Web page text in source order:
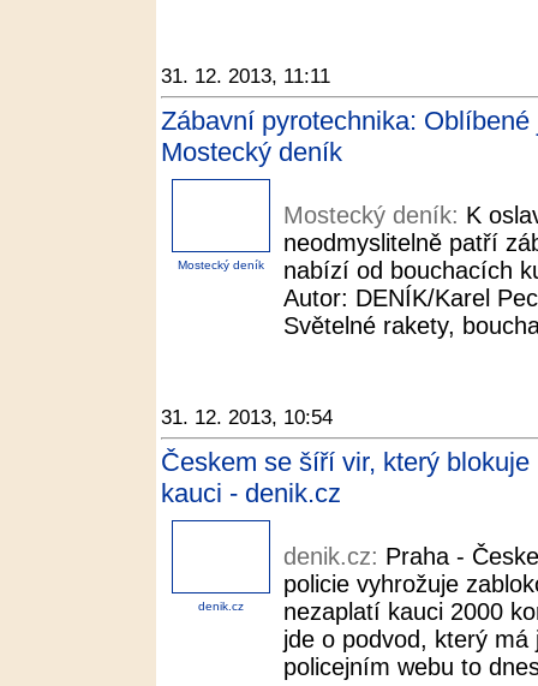
31. 12. 2013, 11:11
Zábavní pyrotechnika:
Mostecký deník
Mostecký deník
Mostecký deník: K
neodmyslitelně patří
nabízí od bouchacích
Autor: DENÍK/Karel
Světelné rakety,
31. 12. 2013, 10:54
Českem se šíří vir, který
kauci - denik.cz
denik.cz
denik.cz: Praha -
policie vyhrožuje
nezaplatí kauci 2000
jde o podvod, který
policejním webu to